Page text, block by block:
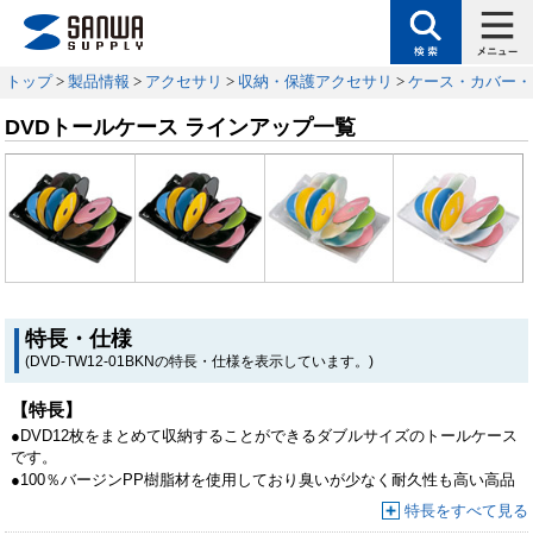
トップ > 製品情報 > アクセサリ > 収納・保護アクセサリ > ケース・カバー
DVDトールケース ラインアップ一覧
特長・仕様
(DVD-TW12-01BKNの特長・仕様を表示しています。)
【特長】
●DVD12枚をまとめて収納することができるダブルサイズのトールケース
です。
●100％バージンPP樹脂材を使用しており臭いが少なく耐久性も高い高品
●テレビドラマ1クール分、6枚組DVDを2シリーズ分などまとめて収納で
特長をすべて見る